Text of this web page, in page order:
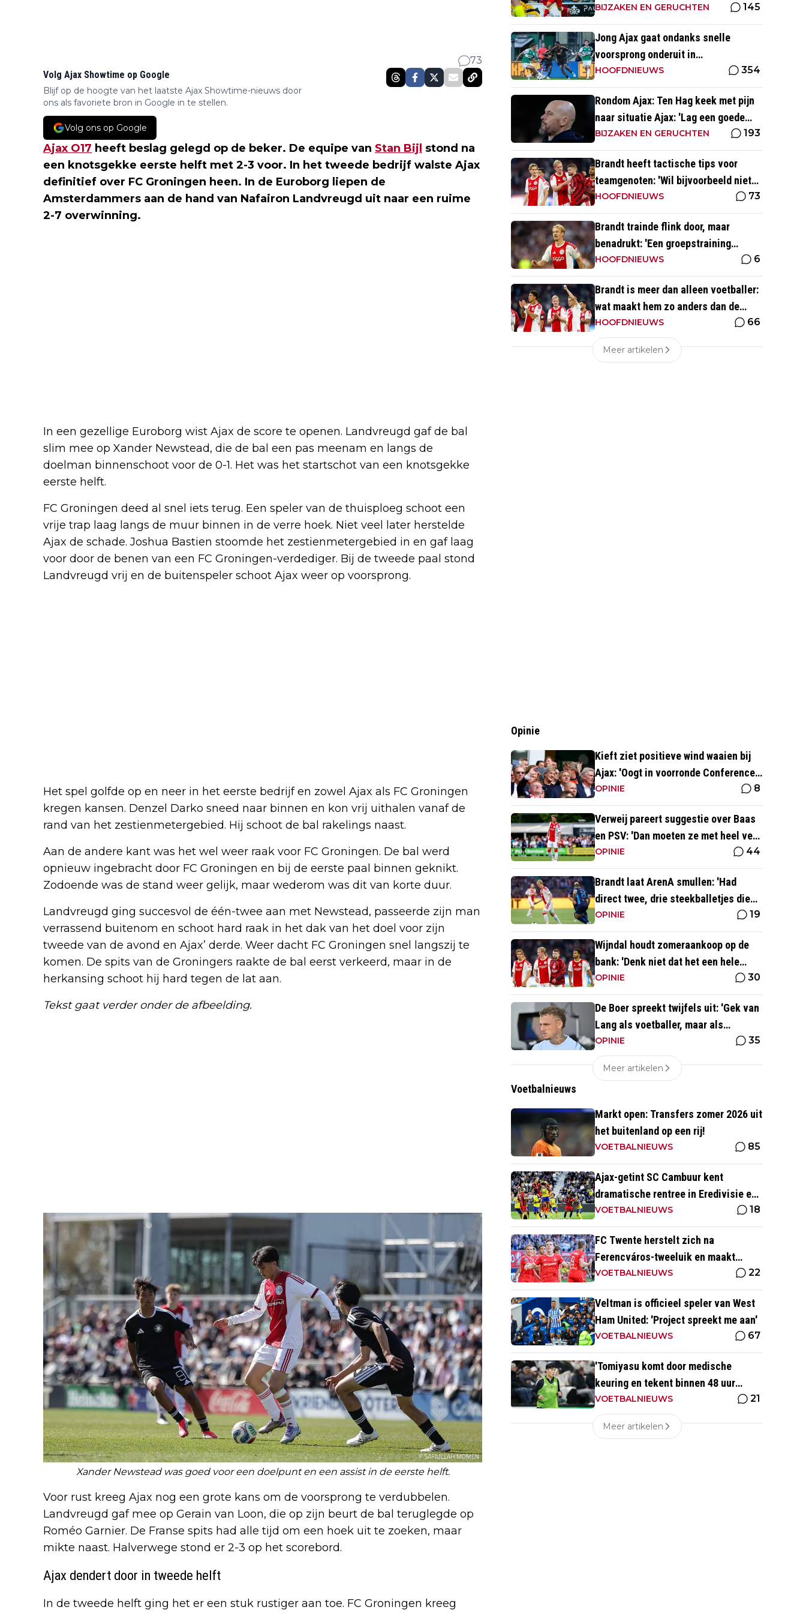
73
Volg Ajax Showtime op Google
Blijf op de hoogte van het laatste Ajax Showtime-nieuws door
ons als favoriete bron in Google in te stellen.
Volg ons op Google
Ajax O17 heeft beslag gelegd op de beker. De equipe van Stan Bijl stond na
een knotsgekke eerste helft met 2-3 voor. In het tweede bedrijf walste Ajax
definitief over FC Groningen heen. In de Euroborg liepen de
Amsterdammers aan de hand van Nafairon Landvreugd uit naar een ruime
2-7 overwinning.
In een gezellige Euroborg wist Ajax de score te openen. Landvreugd gaf de bal
slim mee op Xander Newstead, die de bal een pas meenam en langs de
doelman binnenschoot voor de 0-1. Het was het startschot van een knotsgekke
eerste helft.
FC Groningen deed al snel iets terug. Een speler van de thuisploeg schoot een
vrije trap laag langs de muur binnen in de verre hoek. Niet veel later herstelde
Ajax de schade. Joshua Bastien stoomde het zestienmetergebied in en gaf laag
voor door de benen van een FC Groningen-verdediger. Bij de tweede paal stond
Landvreugd vrij en de buitenspeler schoot Ajax weer op voorsprong.
Het spel golfde op en neer in het eerste bedrijf en zowel Ajax als FC Groningen
kregen kansen. Denzel Darko sneed naar binnen en kon vrij uithalen vanaf de
rand van het zestienmetergebied. Hij schoot de bal rakelings naast.
Aan de andere kant was het wel weer raak voor FC Groningen. De bal werd
opnieuw ingebracht door FC Groningen en bij de eerste paal binnen geknikt.
Zodoende was de stand weer gelijk, maar wederom was dit van korte duur.
Landvreugd ging succesvol de één-twee aan met Newstead, passeerde zijn man
verrassend buitenom en schoot hard raak in het dak van het doel voor zijn
tweede van de avond en Ajax’ derde. Weer dacht FC Groningen snel langszij te
komen. De spits van de Groningers raakte de bal eerst verkeerd, maar in de
herkansing schoot hij hard tegen de lat aan.
Tekst gaat verder onder de afbeelding.
Xander Newstead was goed voor een doelpunt en een assist in de eerste helft.
Voor rust kreeg Ajax nog een grote kans om de voorsprong te verdubbelen.
Landvreugd gaf mee op Gerain van Loon, die op zijn beurt de bal teruglegde op
Roméo Garnier. De Franse spits had alle tijd om een hoek uit te zoeken, maar
mikte naast. Halverwege stond er 2-3 op het scorebord.
Ajax dendert door in tweede helft
In de tweede helft ging het er een stuk rustiger aan toe. FC Groningen kreeg
BIJZAKEN EN GERUCHTEN 145
Jong Ajax gaat ondanks snelle
voorsprong onderuit in
seizoensopener tegen FC Dordrecht
HOOFDNIEUWS 354
Rondom Ajax: Ten Hag keek met pijn
naar situatie Ajax: 'Lag een goede
basis om op voort te borduren'
BIJZAKEN EN GERUCHTEN 193
Brandt heeft tactische tips voor
teamgenoten: 'Wil bijvoorbeeld niet
dat Mika te veel naar binnen komt'
HOOFDNIEUWS 73
Brandt trainde flink door, maar
benadrukt: 'Een groepstraining
nabootsen is toch vrij lastig in je
eentje'
HOOFDNIEUWS 6
Brandt is meer dan alleen voetballer:
wat maakt hem zo anders dan de
'gemiddelde' voetballer?
HOOFDNIEUWS 66
Meer artikelen
Opinie
Kieft ziet positieve wind waaien bij
Ajax: 'Oogt in voorronde Conference
League fris en energiek'
OPINIE 8
Verweij pareert suggestie over Baas
en PSV: 'Dan moeten ze met heel veel
geld over de brug komen'
OPINIE 44
Brandt laat ArenA smullen: 'Had
direct twee, drie steekballetjes die
gewoon perfect waren'
OPINIE 19
Wijndal houdt zomeraankoop op de
bank: 'Denk niet dat het een hele
goede verdediger is'
OPINIE 30
De Boer spreekt twijfels uit: 'Gek van
Lang als voetballer, maar als
persoonlijkheid niet'
OPINIE 35
Meer artikelen
Voetbalnieuws
Markt open: Transfers zomer 2026 uit
het buitenland op een rij!
VOETBALNIEUWS 85
Ajax-getint SC Cambuur kent
dramatische rentree in Eredivisie en
krijgt pak slaag in eigen huis
VOETBALNIEUWS 18
FC Twente herstelt zich na
Ferencváros-tweeluik en maakt
gehakt van Slowaakse opponent
VOETBALNIEUWS 22
Veltman is officieel speler van West
Ham United: 'Project spreekt me aan'
VOETBALNIEUWS 67
'Tomiyasu komt door medische
keuring en tekent binnen 48 uur
contract bij nieuwe club'
VOETBALNIEUWS 21
Meer artikelen